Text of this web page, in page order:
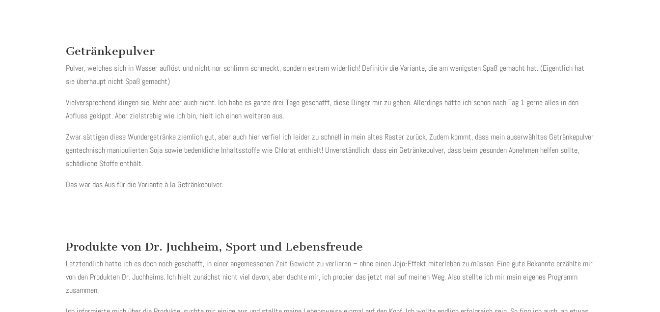
Getränkepulver
Pulver, welches sich in Wasser auflöst und nicht nur schlimm schmeckt, sondern extrem widerlich! Definitiv die Variante, die am wenigsten Spaß gemacht hat. (Eigentlich hat
sie überhaupt nicht Spaß gemacht)
Vielversprechend klingen sie. Mehr aber auch nicht. Ich habe es ganze drei Tage geschafft, diese Dinger mir zu geben. Allerdings hätte ich schon nach Tag 1 gerne alles in den
Abfluss gekippt. Aber zielstrebig wie ich bin, hielt ich einen weiteren aus.
Zwar sättigen diese Wundergetränke ziemlich gut, aber auch hier verfiel ich leider zu schnell in mein altes Raster zurück. Zudem kommt, dass mein auserwähltes Getränkepulver
gentechnisch manipulierten Soja sowie bedenkliche Inhaltsstoffe wie Chlorat enthielt! Unverständlich, dass ein Getränkepulver, dass beim gesunden Abnehmen helfen sollte,
schädliche Stoffe enthält.
Das war das Aus für die Variante à la Getränkepulver.
Produkte von Dr. Juchheim, Sport und Lebensfreude
Letztendlich hatte ich es doch noch geschafft, in einer angemessenen Zeit Gewicht zu verlieren – ohne einen Jojo-Effekt miterleben zu müssen. Eine gute Bekannte erzählte mir
von den Produkten Dr. Juchheims. Ich hielt zunächst nicht viel davon, aber dachte mir, ich probier das jetzt mal auf meinen Weg. Also stellte ich mir mein eigenes Programm
zusammen.